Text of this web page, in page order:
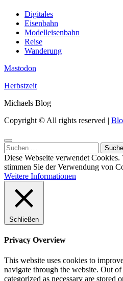
Digitales
Eisenbahn
Modelleisenbahn
Reise
Wanderung
Mastodon
Herbstzeit
Michaels Blog
Copyright © All rights reserved |
Suchen
nach:
Diese Webseite verwendet Cookies.
stimmen Sie der Verwendung von
Weitere Informationen
Schließen
Privacy Overview
This website uses cookies to
navigate through the website. Out of
categorized as necessary are stored